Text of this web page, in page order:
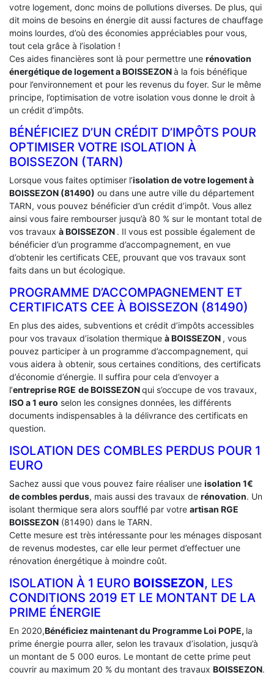
votre logement, donc moins de pollutions diverses. De plus, qui
dit moins de besoins en énergie dit aussi factures de chauffage
moins lourdes, d’où des économies appréciables pour vous,
tout cela grâce à l’isolation !
Ces aides financières sont là pour permettre une rénovation
énergétique de logement aBOISSEZONà la fois bénéfique
pour l’environnement et pour les revenus du foyer. Sur le même
principe, l’optimisation de votre isolation vous donne le droit à
un crédit d’impôts.
BÉNÉFICIEZ D’UN CRÉDIT D’IMPÔTS POUR
OPTIMISER VOTRE ISOLATION À
‎BOISSEZON (TARN)
Lorsque vous faites optimiser l’isolation de votre logement à
BOISSEZON (81490) ou dans une autre ville du département
TARN, vous pouvez bénéficier d’un crédit d’impôt. Vous allez
ainsi vous faire rembourser jusqu’à 80 % sur le montant total de
vos travaux à BOISSEZON . Il vous est possible également de
bénéficier d’un programme d’accompagnement, en vue
d’obtenir les certificats CEE, prouvant que vos travaux sont
faits dans un but écologique.
PROGRAMME D’ACCOMPAGNEMENT ET
CERTIFICATS CEE À ‎BOISSEZON (81490)
En plus des aides, subventions et crédit d’impôts accessibles
pour vos travaux d’isolation thermique à BOISSEZON , vous
pouvez participer à un programme d’accompagnement, qui
vous aidera à obtenir, sous certaines conditions, des certificats
d’économie d’énergie. Il suffira pour cela d’envoyer a
l’entreprise RGE de BOISSEZONqui s’occupe de vos travaux,
ISO a 1 euro selon les consignes données, les différents
documents indispensables à la délivrance des certificats en
question.
ISOLATION DES COMBLES PERDUS POUR 1
EURO
Sachez aussi que vous pouvez faire réaliser une isolation 1€
de combles perdus, mais aussi des travaux de rénovation. Un
isolant thermique sera alors soufflé par votre artisan RGE
BOISSEZON (81490) dans le TARN.
Cette mesure est très intéressante pour les ménages disposant
de revenus modestes, car elle leur permet d’effectuer une
rénovation énergétique à moindre coût.
ISOLATION À 1 EURO BOISSEZON, LES
CONDITIONS 2019 ET LE MONTANT DE LA
PRIME ÉNERGIE
En 2020,Bénéficiez maintenant du Programme Loi POPE, la
prime énergie pourra aller, selon les travaux d’isolation, jusqu’à
un montant de 5 000 euros. Le montant de cette prime peut
couvrir au maximum 20 % du montant des travaux BOISSEZON.